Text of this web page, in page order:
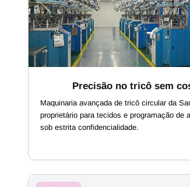
Precisão no tricô sem
Maquinaria avançada de tricô circular da
proprietário para tecidos e programação de
sob estrita confidencialidade.